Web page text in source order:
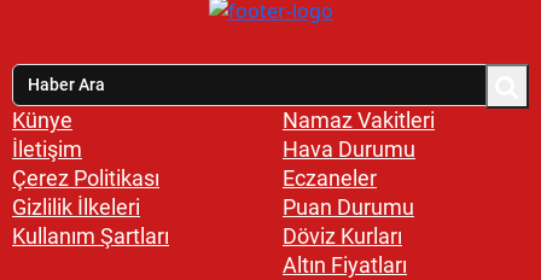
Künye
İletişim
Çerez Politikası
Gizlilik İlkeleri
Kullanım Şartları
Namaz Vakitleri
Hava Durumu
Eczaneler
Puan Durumu
Döviz Kurları
Altın Fiyatları